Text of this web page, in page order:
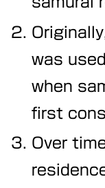
was
when
first
Over